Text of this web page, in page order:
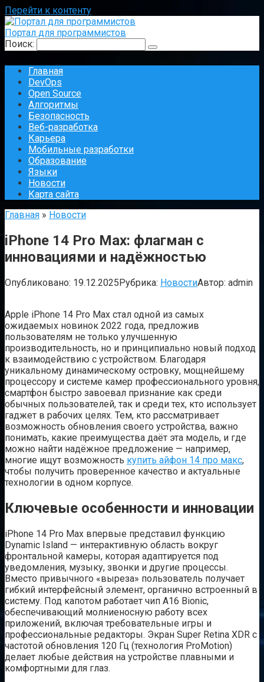
Перейти к контенту
Портал для программистов
Поиск:
Главная
DevOps
Open Source
Алгоритмы
Безопасность
Веб-разработка
Карьера
Мобильные разработки
Образование
Языки
Новости
Карта сайта
Главная » Новости
iPhone 14 Pro Max: флагман с
инновациями и надёжностью
Опубликовано: 19.12.2025Рубрика: НовостиАвтор: admin
Apple iPhone 14 Pro Max стал одной из самых
ожидаемых новинок 2022 года, предложив
пользователям не только улучшенную
производительность, но и принципиально новый подход
к взаимодействию с устройством. Благодаря
уникальному динамическому островку, мощнейшему
процессору и системе камер профессионального уровня,
смартфон быстро завоевал признание как среди
обычных пользователей, так и среди тех, кто использует
гаджет в рабочих целях. Тем, кто рассматривает
возможность обновления своего устройства, важно
понимать, какие преимущества даёт эта модель, и где
можно найти надёжное предложение — например,
многие ищут возможность купить айфон 14 про макс,
чтобы получить проверенное качество и актуальные
технологии в одном корпусе.
Ключевые особенности и инновации
iPhone 14 Pro Max впервые представил функцию
Dynamic Island — интерактивную область вокруг
фронтальной камеры, которая адаптируется под
уведомления, музыку, звонки и другие процессы.
Вместо привычного «выреза» пользователь получает
гибкий интерфейсный элемент, органично встроенный в
систему. Под капотом работает чип A16 Bionic,
обеспечивающий молниеносную работу всех
приложений, включая требовательные игры и
профессиональные редакторы. Экран Super Retina XDR с
частотой обновления 120 Гц (технология ProMotion)
делает любые действия на устройстве плавными и
комфортными для глаз.